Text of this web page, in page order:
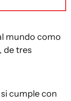
mundo como
de tres
cumple con